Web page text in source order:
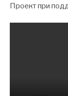
Проект при